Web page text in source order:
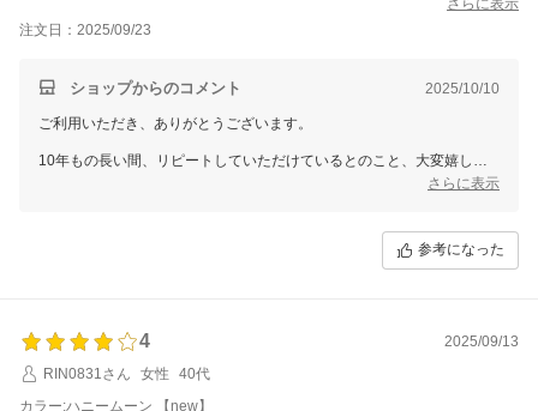
注文日：2025/09/23
ショップからのコメント 2025/10/10
ご利用いただき、ありがとうございます。
10年もの長い間、リピートしていただけているとのこと、大変嬉しく
これからもお客様にご満足いただける商品をお届けできるよう、努めて
またのご来店を心よりお待ちしております。
さらに表示
参考になった
4
2025/09/13
RIN0831さん
女性
40代
カラー:ハニームーン 【new】